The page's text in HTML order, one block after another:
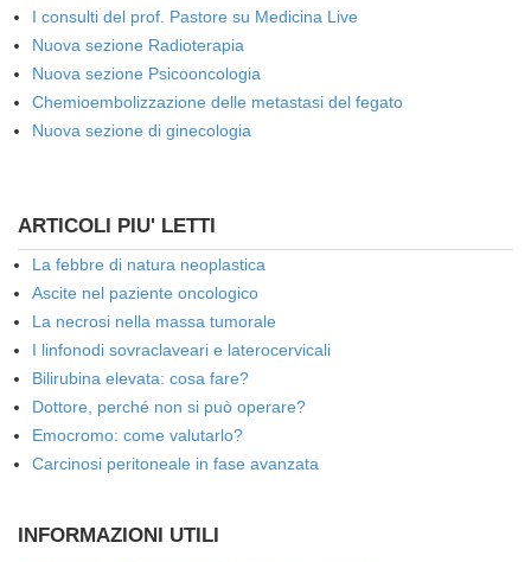
I consulti del prof. Pastore su Medicina Live
Nuova sezione Radioterapia
Nuova sezione Psicooncologia
Chemioembolizzazione delle metastasi del fegato
Nuova sezione di ginecologia
ARTICOLI PIU' LETTI
La febbre di natura neoplastica
Ascite nel paziente oncologico
La necrosi nella massa tumorale
I linfonodi sovraclaveari e laterocervicali
Bilirubina elevata: cosa fare?
Dottore, perché non si può operare?
Emocromo: come valutarlo?
Carcinosi peritoneale in fase avanzata
INFORMAZIONI UTILI